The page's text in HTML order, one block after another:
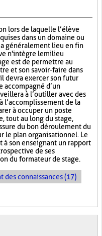
lors de laquelle l’élève
dans un domaine ou
généralement lieu en fin
n'intègre le milieu
est de permettre au
et son savoir-faire dans
devra exercer son futur
accompagné d’un
à l’outiller avec des
l’accomplissement de la
à occuper un poste
tout au long du stage,
du bon déroulement du
le plan organisationnel. Le
à son enseignant un rapport
de ses
du formateur de stage.
des connaissances (17)